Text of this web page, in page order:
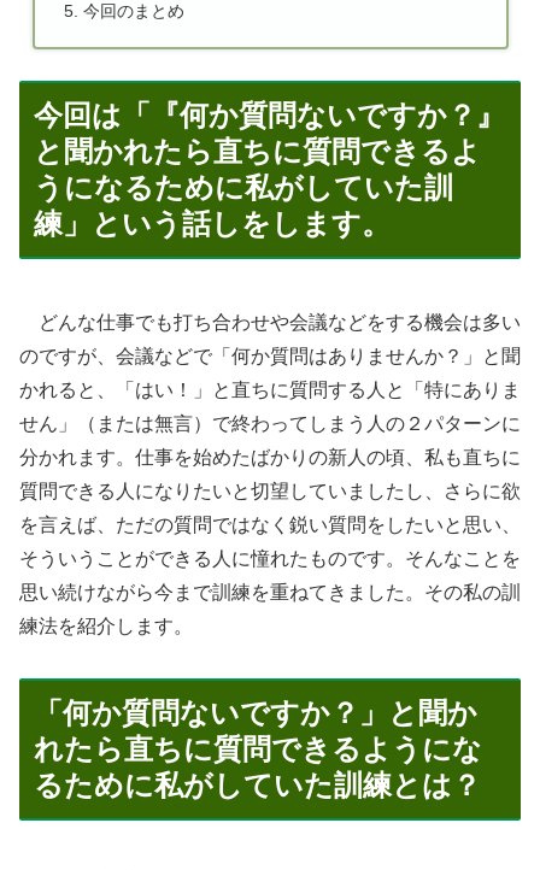
今回のまとめ
今回は「『何か質問ないですか？』
と聞かれたら直ちに質問できるよ
うになるために私がしていた訓
練」という話しをします。
どんな仕事でも打ち合わせや会議などをする機会は多い
のですが、会議などで「何か質問はありませんか？」と聞
かれると、「はい！」と直ちに質問する人と「特にありま
せん」（または無言）で終わってしまう人の２パターンに
分かれます。仕事を始めたばかりの新人の頃、私も直ちに
質問できる人になりたいと切望していましたし、さらに欲
を言えば、ただの質問ではなく鋭い質問をしたいと思い、
そういうことができる人に憧れたものです。そんなことを
思い続けながら今まで訓練を重ねてきました。その私の訓
練法を紹介します。
「何か質問ないですか？」と聞か
れたら直ちに質問できるようにな
るために私がしていた訓練とは？